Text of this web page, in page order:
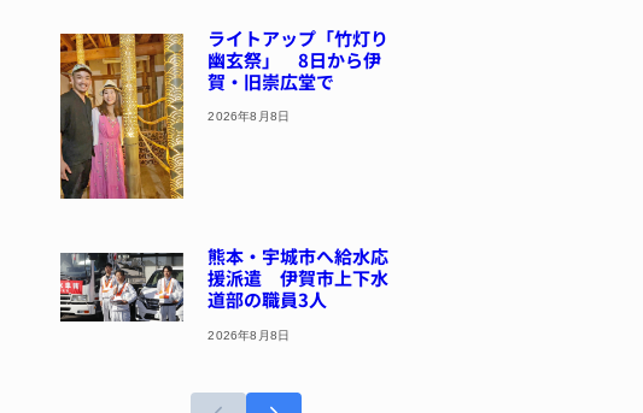
ライトアップ「竹灯り
幽玄祭」 8日から伊
賀・旧崇広堂で
2026年8月8日
熊本・宇城市へ給水応
援派遣 伊賀市上下水
道部の職員3人
2026年8月8日